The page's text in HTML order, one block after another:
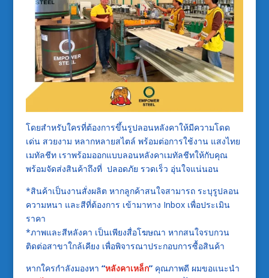
โดยสำหรับใครที่ต้องการขึ้นรูปลอนหลังคาให้มีความโดด
เด่น สวยงาม หลากหลายสไตล์ พร้อมต่อการใช้งาน แสงไทย
เมทัลชีท เราพร้อมออกแบบลอนหลังคาเมทัลชีทให้กับคุณ
พร้อมจัดส่งสินค้าถึงที่ ปลอดภัย รวดเร็ว อุ่นใจแน่นอน
*สินค้าเป็นงานสั่งผลิต หากลูกค้าสนใจสามารถ ระบุรูปลอน
ความหนา และสีที่ต้องการ เข้ามาทาง Inboxเพื่อประเมิน
ราคา
*ภาพและสีหลังคา เป็นเพียงสื่อโฆษณา หากสนใจรบกวน
ติดต่อสาขาใกล้เคียง เพื่อพิจารณาประกอบการซื้อสินค้า
หากใครกำลังมองหา “หลังคาเหล็ก” คุณภาพดี ผมขอแนะนำ